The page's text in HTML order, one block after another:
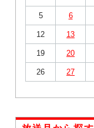
5 6
12 13
19 20
26 27